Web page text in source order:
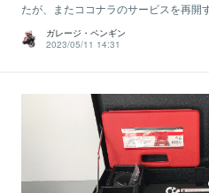
たが、またココナラのサービスを再開
ガレージ・ペンギン
2023/05/11 14:31